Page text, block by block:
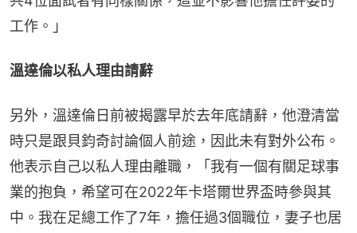
工作。」
溫達倫以私人理由請辭
另外，溫達倫日前被揭露早於去年底請辭，他澄清當
時只是跟貝鈞奇討論個人前途，因此未有對外公布。
他表示自己以私人理由離職，「我有一個有關足球事
業的抱負，希望可在2022年卡塔爾世界盃時參與其
中。我在足總工作了7年，擔任過3個職位，妻子也居